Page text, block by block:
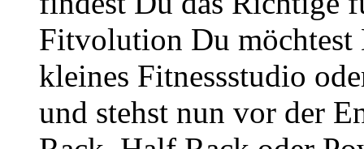
Fitvolution Du
kleines Fitnessstudio
und stehst nun vor der